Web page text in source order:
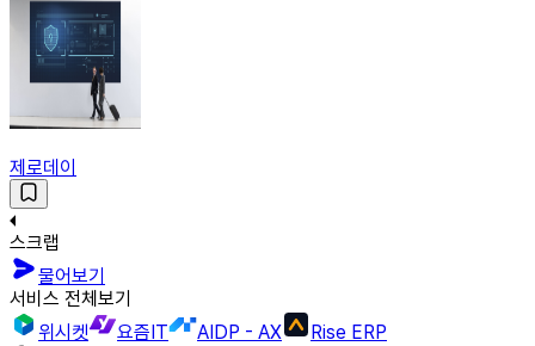
제로데이
스크랩
물어보기
서비스 전체보기
위시켓
요즘IT AIDP - AX Rise ERP